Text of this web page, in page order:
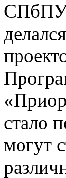
СПбПУ
стало
могут